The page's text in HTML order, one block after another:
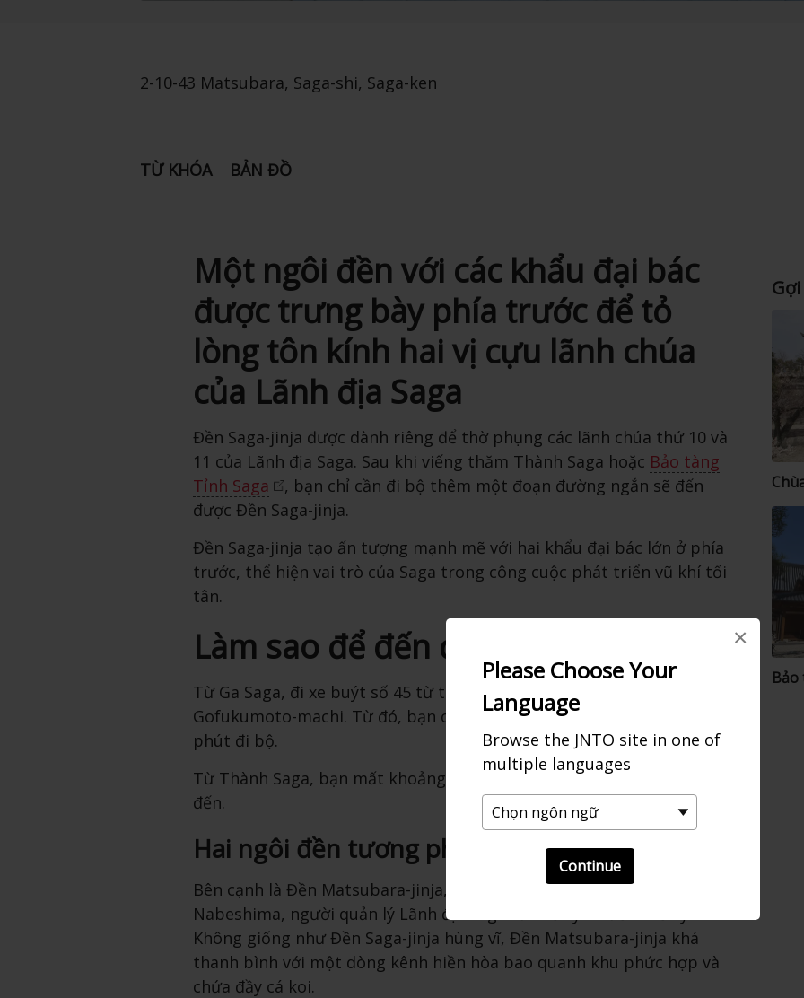
Please Choose Your
Language
Browse the JNTO site in one of
multiple languages
Continue
×
2-10-43 Matsubara, Saga-shi, Saga-ken
TỪ KHÓA BẢN ĐỒ
Một ngôi đền với các khẩu đại bác
được trưng bày phía trước để tỏ
lòng tôn kính hai vị cựu lãnh chúa
của Lãnh địa Saga
Đền Saga-jinja được dành riêng để thờ phụng các lãnh chúa thứ 10 và
11 của Lãnh địa Saga. Sau khi viếng thăm Thành Saga hoặc Bảo tàng
Tỉnh Saga
, bạn chỉ cần đi bộ thêm một đoạn đường ngắn sẽ đến
được Đền Saga-jinja.
Đền Saga-jinja tạo ấn tượng mạnh mẽ với hai khẩu đại bác lớn ở phía
trước, thể hiện vai trò của Saga trong công cuộc phát triển vũ khí tối
tân.
Làm sao để đến đó
Từ Ga Saga, đi xe buýt số 45 từ trạm xe buýt Saga để đến trạm dừng
Gofukumoto-machi. Từ đó, bạn có thể đến Đền Saga-jinja chỉ với bốn
phút đi bộ.
Từ Thành Saga, bạn mất khoảng 13 phút đi bộ để đến được điểm
đến.
Hai ngôi đền tương phản
Bên cạnh là Đền Matsubara-jinja, nơi thờ phụng tổ tiên của tộc
Nabeshima, người quản lý Lãnh địa Saga từ thế kỷ 17 đến thế kỷ 19.
Không giống như Đền Saga-jinja hùng vĩ, Đền Matsubara-jinja khá
thanh bình với một dòng kênh hiền hòa bao quanh khu phức hợp và
chứa đầy cá koi.
Bảo